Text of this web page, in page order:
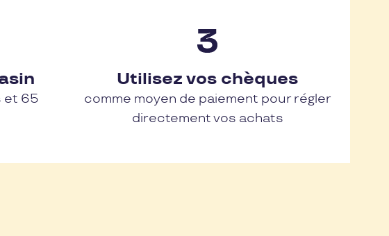
et 65
Utilisez vos chèques
comme moyen de paiement pour régler
directement vos achats